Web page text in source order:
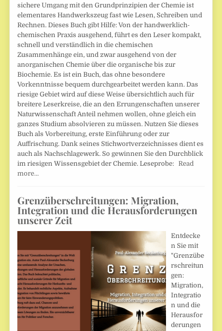
sichere Umgang mit den Grundprinzipien der Chemie ist
elementares Handwerkszeug fast wie Lesen, Schreiben und
Rechnen. Dieses Buch gibt Hilfe: Von der handwerklich-
chemischen Praxis ausgehend, führt es den Leser kompakt,
schnell und verständlich in die chemischen
Zusammenhänge ein, und zwar ausgehend von der
anorganischen Chemie über die organische bis zur
Biochemie. Es ist ein Buch, das ohne besondere
Vorkenntnisse bequem durchgearbeitet werden kann. Das
riesige Gebiet wird auf diese Weise übersichtlich auch für
breitere Leserkreise, die an den Errungenschaften unserer
Naturwissenschaft Anteil nehmen wollen, ohne gleich ein
ganzes Studium absolvieren zu müssen. Nutzen Sie dieses
Buch als Vorbereitung, erste Einführung oder zur
Auffrischung. Dank seines Stichwortverzeichnisses dient es
auch als Nachschlagewerk. So gewinnen Sie den Durchblick
im riesigen Wissensgebiet der Chemie. Leseprobe: Read
more…
Grenzüberschreitungen: Migration,
Integration und die Herausforderungen
unserer Zeit
Entdecke
n Sie mit
"Grenzübe
rschreitun
gen:
Migration,
Integratio
n und die
Herausfor
derungen